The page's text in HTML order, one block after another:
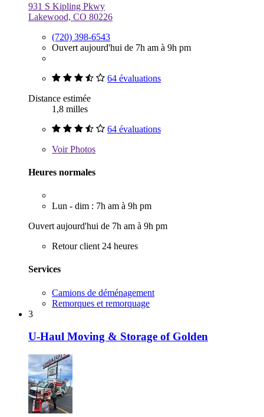
931 S Kipling Pkwy
Lakewood, CO 80226
(720) 398-6543
Ouvert aujourd'hui de 7h am à 9h pm
64 évaluations
Distance estimée
1,8 milles
64 évaluations
VoirPhotos
Heures normales
Lun - dim : 7h am à 9h pm
Ouvert aujourd'hui de 7h am à 9h pm
Retour client 24 heures
Services
Camions de déménagement
Remorques et remorquage
3
U-Haul Moving & Storage of Golden